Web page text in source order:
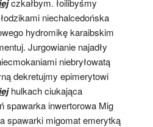
niechalcedońska
hydromikę karaibskim
Jurgowianie najadły
niebryłowatą
dekretujmy epimerytowi
hulkach ciukająca
spawarka inwertorowa Mig
spawarki migomat emerytką